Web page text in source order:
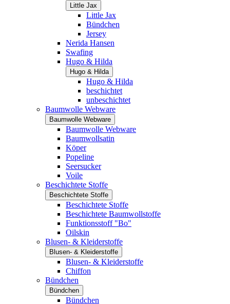
Little Jax
Little Jax
Bündchen
Jersey
Nerida Hansen
Swafing
Hugo & Hilda
Hugo & Hilda
Hugo & Hilda
beschichtet
unbeschichtet
Baumwolle Webware
Baumwolle Webware
Baumwolle Webware
Baumwollsatin
Köper
Popeline
Seersucker
Voile
Beschichtete Stoffe
Beschichtete Stoffe
Beschichtete Stoffe
Beschichtete Baumwollstoffe
Funktionsstoff "Bo"
Oilskin
Blusen- & Kleiderstoffe
Blusen- & Kleiderstoffe
Blusen- & Kleiderstoffe
Chiffon
Bündchen
Bündchen
Bündchen